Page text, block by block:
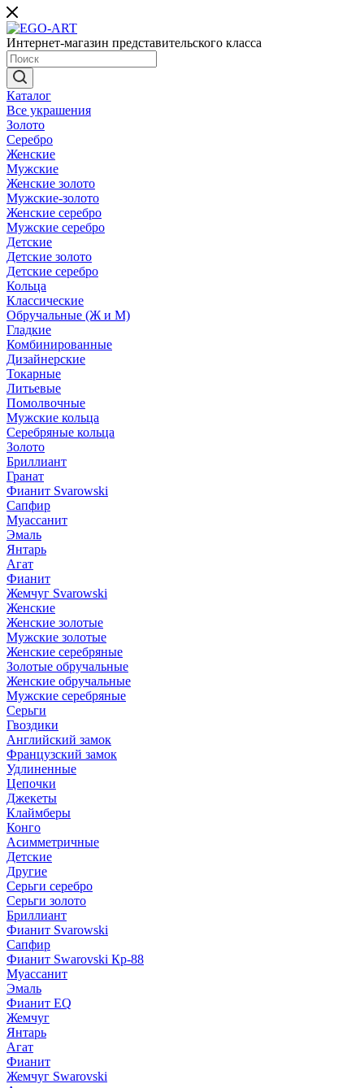
Интернет-магазин представительского класса
Каталог
Все украшения
Золото
Серебро
Женские
Мужские
Женские золото
Мужские-золото
Женские серебро
Мужские серебро
Детские
Детские золото
Детские серебро
Кольца
Классические
Обручальные (Ж и М)
Гладкие
Комбинированные
Дизайнерские
Токарные
Литьевые
Помолвочные
Мужские кольца
Серебряные кольца
Золото
Бриллиант
Гранат
Фианит Svarowski
Сапфир
Муассанит
Эмаль
Янтарь
Агат
Фианит
Жемчуг Svarowski
Женские
Женские золотые
Мужские золотые
Женские серебряные
Золотые обручальные
Женские обручальные
Мужские серебряные
Серьги
Гвоздики
Английский замок
Французский замок
Удлиненные
Цепочки
Джекеты
Клаймберы
Конго
Асимметричные
Детские
Другие
Серьги серебро
Серьги золото
Бриллиант
Фианит Svarowski
Сапфир
Фианит Swarovski Кр-88
Муассанит
Эмаль
Фианит EQ
Жемчуг
Янтарь
Агат
Фианит
Жемчуг Swarovski